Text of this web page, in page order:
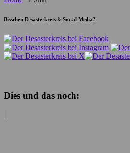
Bisschen Desasterkreis & Social Media?
Dies und das noch: